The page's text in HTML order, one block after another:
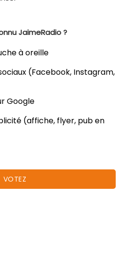
JaimeRadio ?
à oreille
(Facebook, Instagram,
Google
(affiche, flyer, pub en
VOTEZ